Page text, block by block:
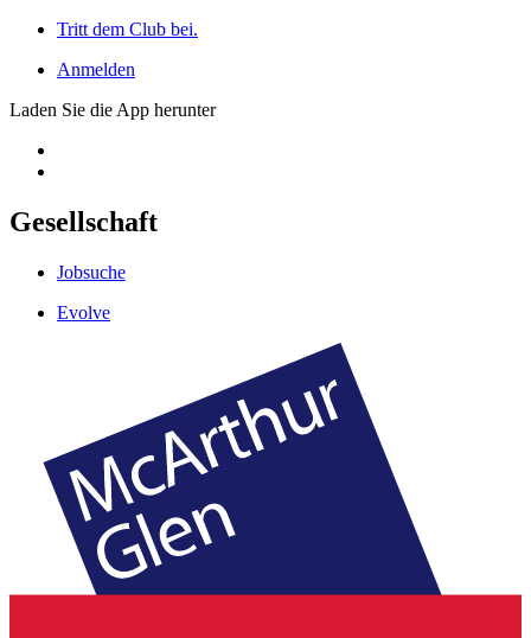
Tritt dem Club bei.
Anmelden
Laden Sie die App herunter
Gesellschaft
Jobsuche
Evolve